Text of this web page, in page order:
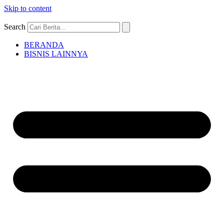
Skip to content
Search
BERANDA
BISNIS LAINNYA